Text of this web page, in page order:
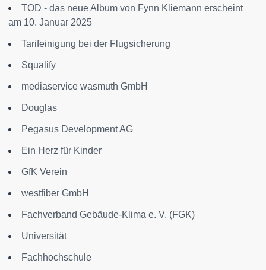
TOD - das neue Album von Fynn Kliemann erscheint
am 10. Januar 2025
Tarifeinigung bei der Flugsicherung
Squalify
mediaservice wasmuth GmbH
Douglas
Pegasus Development AG
Ein Herz für Kinder
GfK Verein
westfiber GmbH
Fachverband Gebäude-Klima e. V. (FGK)
Universität
Fachhochschule